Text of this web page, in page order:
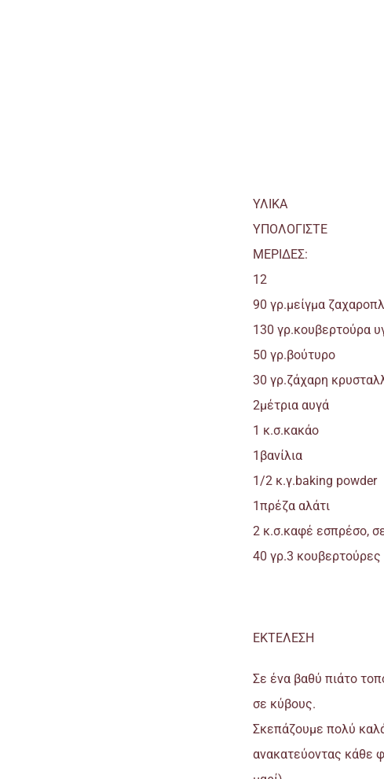
ΥΛΙΚΑ
ΥΠΟΛΟΓΙΣΤΕ
ΜΕΡΙΔΕΣ:
12
90 γρ.μείγμα
130 γρ.κουβερτούρα
50 γρ.βούτυρο
30 γρ.ζάχαρη
2μέτρια αυγά
1 κ.σ.κακάο
1βανίλια
1/2 κ.γ.baking powder
1πρέζα αλάτι
2 κ.σ.καφέ εσπρέσο,
40 γρ.3
ΕΚΤΕΛΕΣΗ
Σε ένα βαθύ πιάτο
σε κύβους.
Σκεπάζουμε πολύ
ανακατεύοντας κάθε